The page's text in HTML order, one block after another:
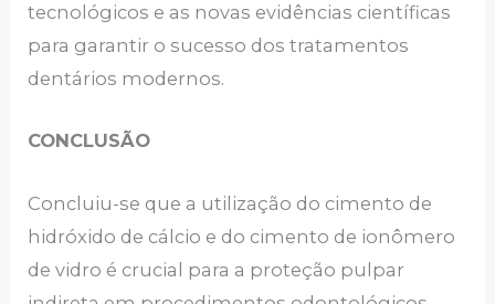
tecnológicos e as novas evidências científicas
para garantir o sucesso dos tratamentos
dentários modernos.
CONCLUSÃO
Concluiu-se que a utilização do cimento de
hidróxido de cálcio e do cimento de ionômero
de vidro é crucial para a proteção pulpar